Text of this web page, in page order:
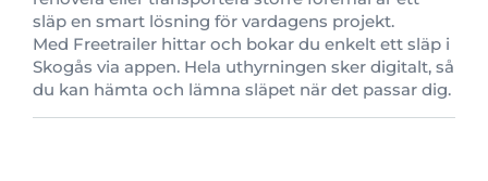
släp en smart lösning för vardagens projekt.
Med Freetrailer hittar och bokar du enkelt ett släp i
Skogås via appen. Hela uthyrningen sker digitalt, så
du kan hämta och lämna släpet när det passar dig.